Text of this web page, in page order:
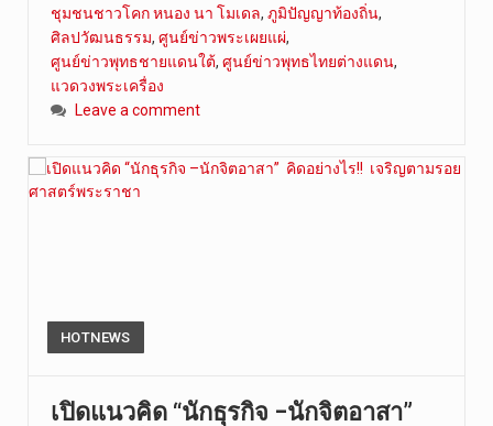
ชุมชนชาวโคก หนอง นา โมเดล, ภูมิปัญญาท้องถิ่น,
ศิลปวัฒนธรรม, ศูนย์ข่าวพระเผยแผ่,
ศูนย์ข่าวพุทธชายแดนใต้, ศูนย์ข่าวพุทธไทยต่างแดน,
แวดวงพระเครื่อง
Leave a comment
HOTNEWS
เปิดแนวคิด “นักธุรกิจ –นักจิตอาสา”